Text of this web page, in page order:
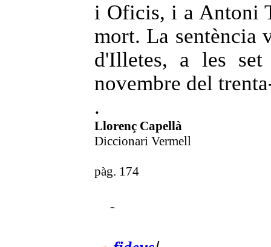
i Oficis, i a Antoni
mort. La sentència
d'Illetes, a les
novembre del
.
Llorenç Capellà
Diccionari Vermell
pàg. 174